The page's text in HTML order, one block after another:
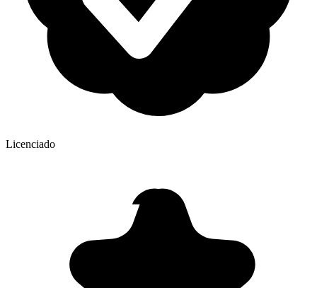
Licenciado